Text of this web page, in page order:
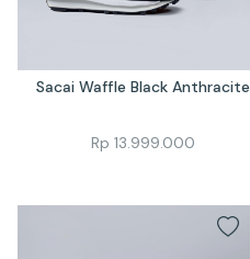
Sacai Waffle Black Anthracite
Rp 13.999.000